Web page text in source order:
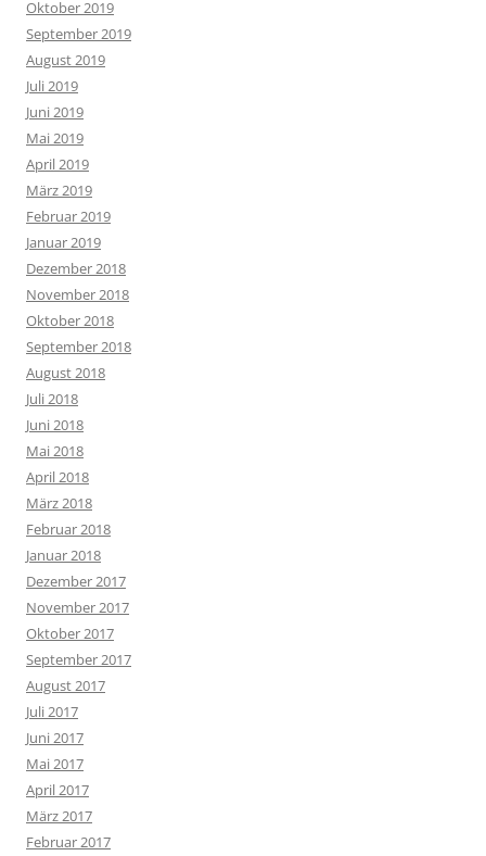
Oktober 2019
September 2019
August 2019
Juli 2019
Juni 2019
Mai 2019
April 2019
März 2019
Februar 2019
Januar 2019
Dezember 2018
November 2018
Oktober 2018
September 2018
August 2018
Juli 2018
Juni 2018
Mai 2018
April 2018
März 2018
Februar 2018
Januar 2018
Dezember 2017
November 2017
Oktober 2017
September 2017
August 2017
Juli 2017
Juni 2017
Mai 2017
April 2017
März 2017
Februar 2017